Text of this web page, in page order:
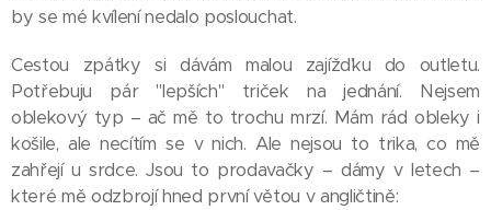
by se mé kvílení nedalo poslouchat.
Cestou zpátky si dávám malou zajížďku do outletu.
Potřebuju pár "lepších" triček na jednání. Nejsem
oblekový typ – ač mě to trochu mrzí. Mám rád obleky i
košile, ale necítím se v nich. Ale nejsou to trika, co mě
zahřejí u srdce. Jsou to prodavačky – dámy v letech –
které mě odzbrojí hned první větou v angličtině: